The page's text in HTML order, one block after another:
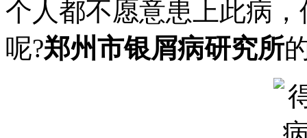
个人都不愿意患上此病
呢?郑州市银屑病研究所